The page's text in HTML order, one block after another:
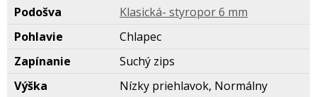
Podošva
Klasická- styropor 6 mm
Pohlavie
Chlapec
Zapínanie
Suchý zips
Výška
Nízky priehlavok, Normálny